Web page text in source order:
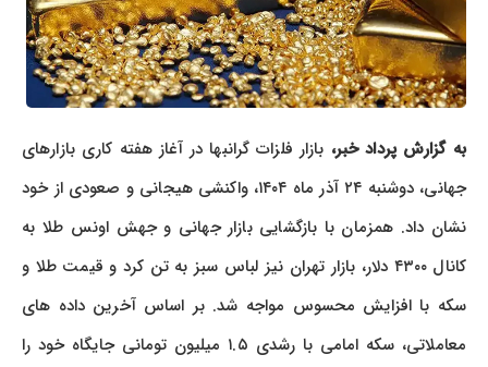
به گزارش پرداد خبر،بازار فلزات گرانبها در آغاز هفته کاری بازارهای
جهانی، دوشنبه ۲۴ آذر ماه ۱۴۰۴، واکنشی هیجانی و صعودی از خود
نشان داد. همزمان با بازگشایی بازار جهانی و جهش اونس طلا به
کانال ۴۳۰۰ دلار، بازار تهران نیز لباس سبز به تن کرد و قیمت طلا و
سکه با افزایش محسوس مواجه شد. بر اساس آخرین داده های
معاملاتی، سکه امامی با رشدی ۱.۵ میلیون تومانی جایگاه خود را